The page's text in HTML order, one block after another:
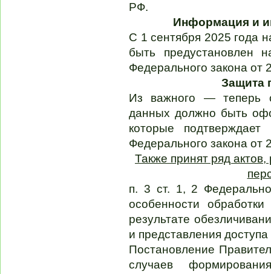
РФ.
Информация и
С 1 сентября 2025 года
быть предустановлен
Федерального закона
Защита
Из важного — теперь
данных должно быть
которые
Федерального закона
Также принят ряд
п. 3 ст. 1, 2
особенности
результате
и представления
Постановление
случаев